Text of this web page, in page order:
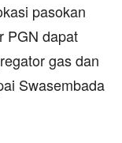
pasokan
PGN dapat
gas dan
Swasembada